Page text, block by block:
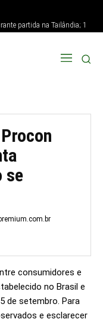
partida na Tailândia; 1
se
consumidores e
no Brasil e
de setembro. Para
e esclarecer